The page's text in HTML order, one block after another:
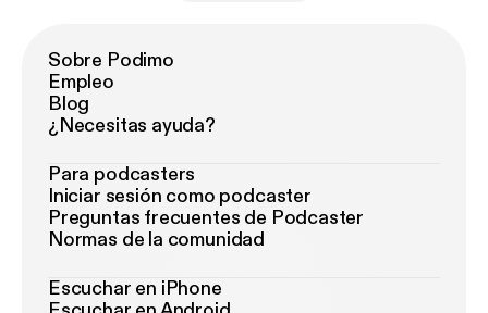
Sobre Podimo
Empleo
Blog
¿Necesitas ayuda?
Para podcasters
Iniciar sesión como podcaster
Preguntas frecuentes de Podcaster
Normas de la comunidad
Escuchar en iPhone